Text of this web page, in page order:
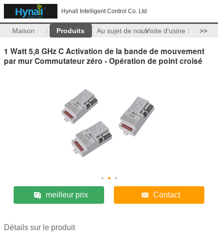
Hynall Intelligent Control Co. Ltd
Maison Produits Au sujet de nousVisite d'usine >>
1 Watt 5,8 GHz C Activation de la bande de mouvement
par mur Commutateur zéro - Opération de point croisé
meilleur prix Contact
Détails sur le produit